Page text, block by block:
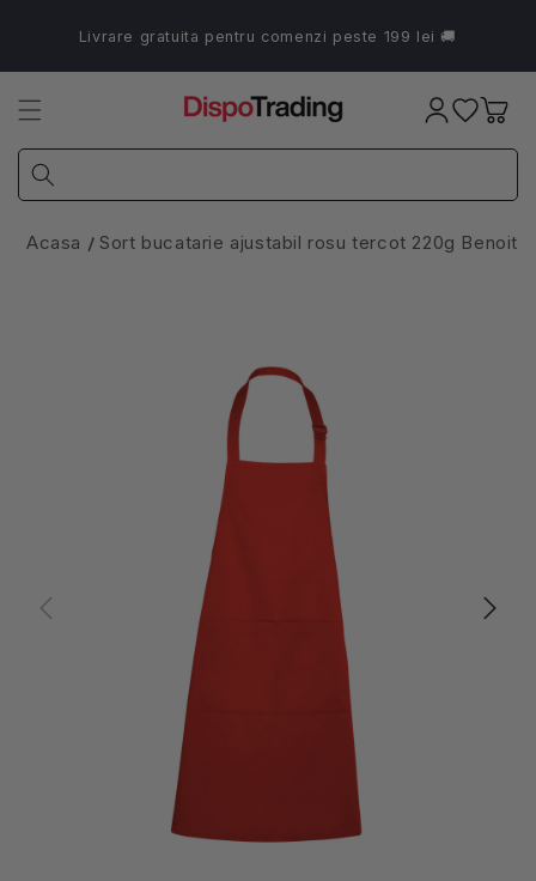
conținutLivrare gratuita pentru comenzi peste 199 lei 🚚
Coș
Acasa Sort bucatarie ajustabil rosu tercot 220g Benoit